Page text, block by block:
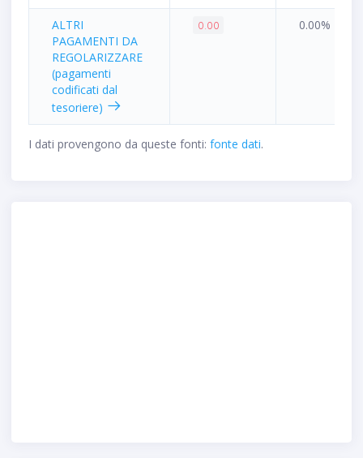
ALTRI
PAGAMENTI DA
REGOLARIZZARE
(pagamenti
codificati dal
tesoriere)
0.00 0.00%
I dati provengono da queste fonti: fonte dati.